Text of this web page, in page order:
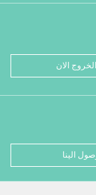
الخروج الان
الينا